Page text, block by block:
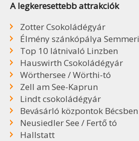
A legkeresettebb attrakciók
Zotter Csokoládégyár
Élmény szánkópálya
Top 10 látnivaló Linzben
Hauswirth Csokoládégyár
Wörthersee / Wörthi-tó
Zell am See-Kaprun
Lindt csokoládégyár
Bevásárló központok Bécsben
Neusiedler See / Fertő tó
Hallstatt